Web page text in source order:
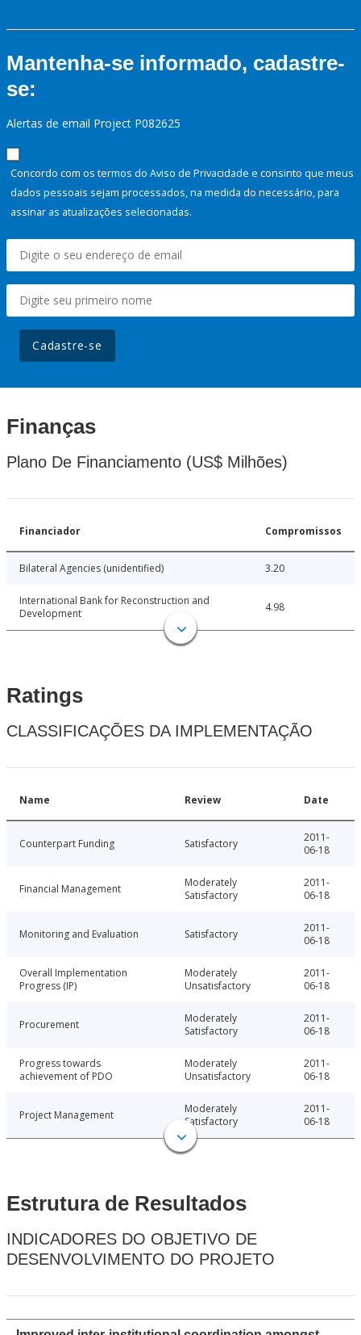
Mantenha-se informado, cadastre-
se:
Alertas de email Project P082625
Concordo com os termos do Aviso de Privacidade e consinto que meus
dados pessoais sejam processados, na medida do necessário, para
assinar as atualizações selecionadas.
Cadastre-se
Finanças
Plano De Financiamento (US$ Milhões)
Financiador Compromissos
Bilateral Agencies (unidentified) 3.20
International Bank for Reconstruction and
Development
4.98
Ratings
CLASSIFICAÇÕES DA IMPLEMENTAÇÃO
Name Review Date
Counterpart Funding Satisfactory
2011-
06-18
Financial Management
Moderately
Satisfactory
2011-
06-18
Monitoring and Evaluation Satisfactory
2011-
06-18
Overall Implementation
Progress (IP)
Moderately
Unsatisfactory
2011-
06-18
Procurement
Moderately
Satisfactory
2011-
06-18
Progress towards
achievement of PDO
Moderately
Unsatisfactory
2011-
06-18
Project Management
Moderately
Satisfactory
2011-
06-18
Estrutura de Resultados
INDICADORES DO OBJETIVO DE
DESENVOLVIMENTO DO PROJETO